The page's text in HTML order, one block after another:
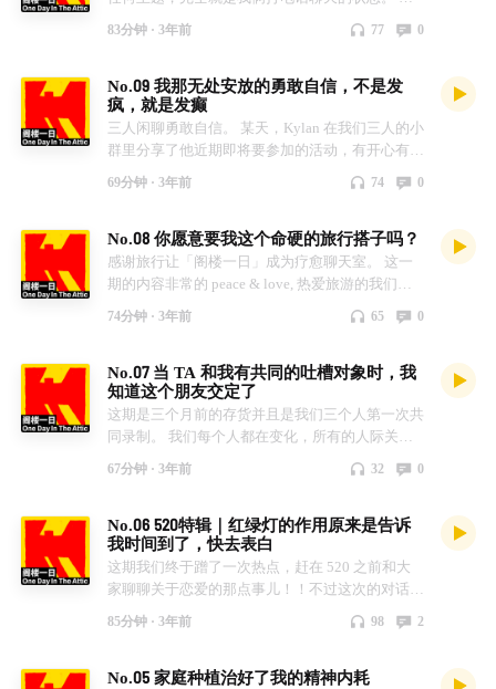
康、家庭关系等 一小时说了一辈子都会涉及的
望大家喜欢～ -主播- 开朗 年糕 - bgm - 夏夜晚风-伍
佰
83分钟 · 3年前 77 0
No.09 我那无处安放的勇敢自信，不是发
疯，就是发癫
三人闲聊勇敢自信。 某天，Kylan 在我们三人的小
群里分享了他近期即将要参加的活动，有开心有激
秉承着想到啥聊啥，我们开启了这次话题！ 不正
一定要勇敢和自己，但请不要过度怀疑自己，做自
己舒服的状态就好。 阿哲：生命是勇敢者的游
戏。 -主播- 开朗 年糕 阿哲 - bgm - 吴青峰 - 逃亡
69分钟 · 3年前 74 0
No.08 你愿意要我这个命硬的旅行搭子吗？
感谢旅行让「阁楼一日」成为疗愈聊天室。 这一
期的内容非常的 peace & love, 热爱旅游的我们分
死。最后的最后，还有「阁楼一日」破壳的原因以
次要三人一起旅行！ -主播- 开朗 年糕 阿哲 - bgm -
戴佩妮-三四点了还没睡
74分钟 · 3年前 65 0
No.07 当 TA 和我有共同的吐槽对象时，我
知道这个朋友交定了
这期是三个月前的存货并且是我们三个人第一次共
同录制。 我们每个人都在变化，所有的人际关系
方法大家也都各有一套，当然随着年龄的增长，我
家珍惜每一阶段陪伴在身边的朋友吧！ -主播- 开
朗 年糕 阿哲 - bgm - mii channel music
67分钟 · 3年前 32 0
No.06 520特辑｜红绿灯的作用原来是告诉
我时间到了，快去表白
这期我们终于蹭了一次热点，赶在 520 之前和大
家聊聊关于恋爱的那点事儿！！不过这次的对话是
了，比如说曾经三人单身小组已经大变样。因此，
并且我们相约找个黄道吉日互相打脸。 这次的恋
85分钟 · 3年前 98 2
No.05 家庭种植治好了我的精神内耗